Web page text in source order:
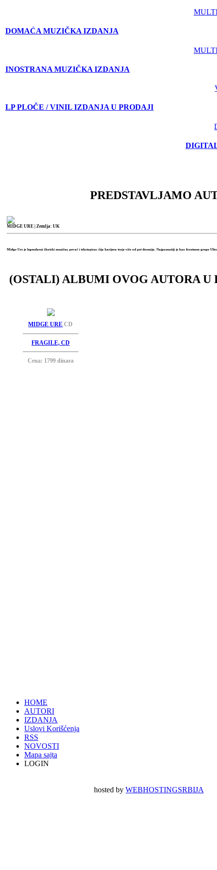
DOMAĆA MUZIČKA IZDANJA
INOSTRANA MUZIČKA IZDANJA
LP PLOČE / VINIL IZDANJA U PRODAJI
PREDSTAVLJAMO
MIDGE URE | Zemlja: UK
Midge Ure je legendarni škotski muzičar, pevač i tekstopisac čija karijera traje više od pet decenija. Najpoznatiji je kao frontmen grupe
(OSTALI) ALBUMI OVOG AUTORA U
MIDGE URE CD
FRAGILE, CD
Cena: 1799 dinara
HOME
AUTORI
IZDANJA
Uslovi Korišćenja
RSS
NOVOSTI
Mapa sajta
LOGIN
hosted byWEBHOSTINGSRBIJA